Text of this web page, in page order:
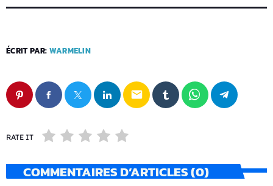
ÉCRIT PAR: WARMELIN
email
RATE IT
COMMENTAIRES D’ARTICLES (0)